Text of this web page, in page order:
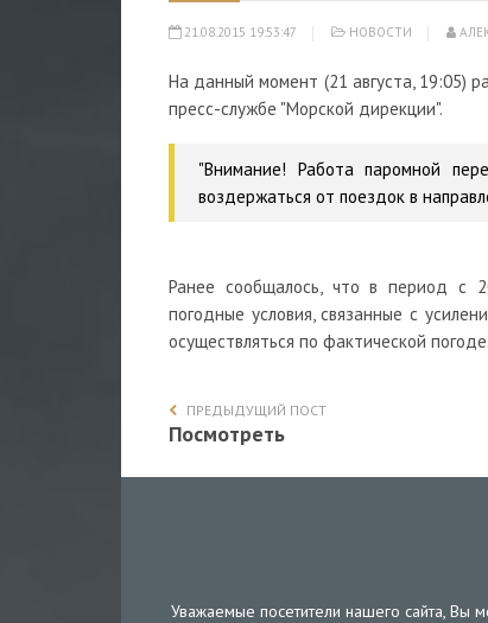
21.08.2015 19:53:47 НОВОСТИ
На данный момент (21 августа, 19:05)
пресс-службе "Морской дирекции".
"Внимание! Работа паромной
воздержаться от поездок в
Ранее сообщалось, что в период с
погодные условия, связанные с
осуществляться по фактической погоде.
ПРЕДЫДУЩИЙ ПОСТ
Посмотреть
Уважаемые посетители нашего сайта, Вы